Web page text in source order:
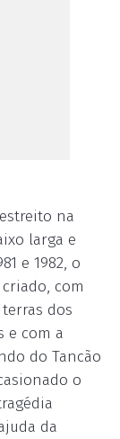
na
larga e
e 1982, o
com
dos
e com a
do Tancão
o
da